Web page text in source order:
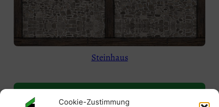
Cookie-Zustimmung
Steinhaus